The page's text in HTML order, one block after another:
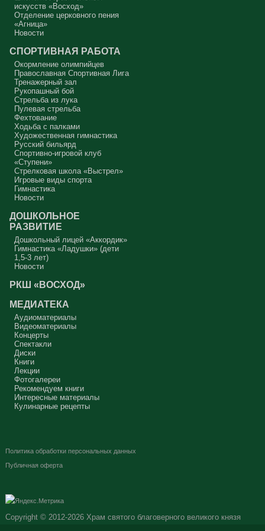
искусств «Восход»
Отделение церковного пения
«Агница»
Новости
СПОРТИВНАЯ РАБОТА
Окормление олимпийцев
Православная Спортивная Лига
Тренажерный зал
Рукопашный бой
Стрельба из лука
Пулевая стрельба
Фехтование
Ходьба с палками
Художественная гимнастика
Русский бильярд
Спортивно-игровой клуб
«Ступени»
Стрелковая школа «Выстрел»
Игровые виды спорта
Гимнастика
Новости
ДОШКОЛЬНОЕ
РАЗВИТИЕ
Дошкольный лицей «Аккордик»
Гимнастика «Ладушки» (дети
1,5-3 лет)
Новости
РКШ «ВОСХОД»
МЕДИАТЕКА
Аудиоматериалы
Видеоматериалы
Концерты
Спектакли
Диски
Книги
Лекции
Фотогалереи
Рекомендуем книги
Интересные материалы
Кулинарные рецепты
Политика обработки персональных данных
Публичная оферта
Copyright © 2012-2026 Храм святого благоверного великого князя